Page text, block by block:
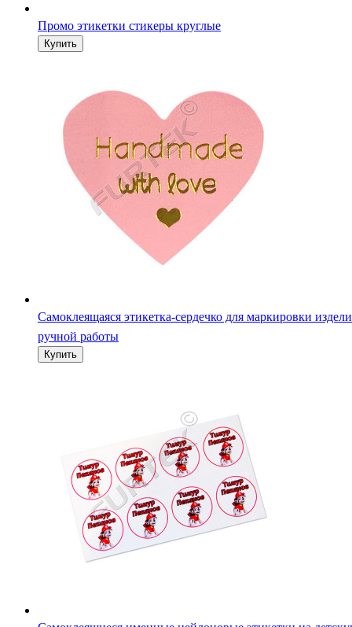
Промо этикетки стикеры круглые
Самоклеящаяся этикетка-сердечко для маркировки
ручной работы